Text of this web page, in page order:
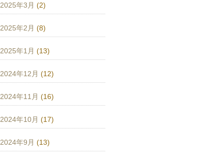
2025年3月 (2)
2025年2月 (8)
2025年1月 (13)
2024年12月 (12)
2024年11月 (16)
2024年10月 (17)
2024年9月 (13)